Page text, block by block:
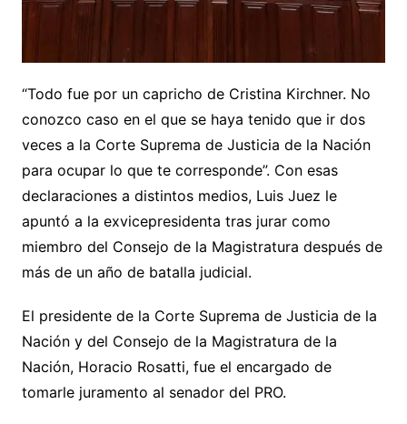
“Todo fue por un capricho de Cristina Kirchner. No
conozco caso en el que se haya tenido que ir dos
veces a la Corte Suprema de Justicia de la Nación
para ocupar lo que te corresponde”. Con esas
declaraciones a distintos medios, Luis Juez le
apuntó a la exvicepresidenta tras jurar como
miembro del Consejo de la Magistratura después de
más de un año de batalla judicial.
El presidente de la Corte Suprema de Justicia de la
Nación y del Consejo de la Magistratura de la
Nación, Horacio Rosatti, fue el encargado de
tomarle juramento al senador del PRO.